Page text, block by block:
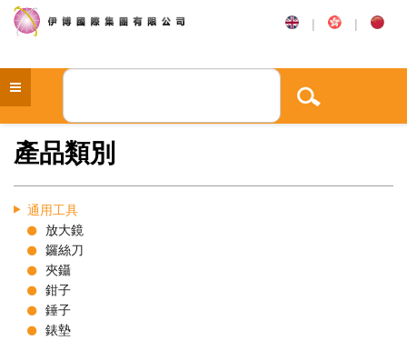
| |
產品類別
通用工具
放大鏡
鑼絲刀
夾鑷
鉗子
錘子
錶墊